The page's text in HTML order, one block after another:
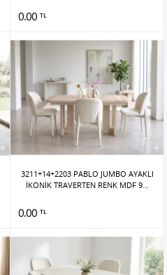
0.00 TL
3211+14+2203 PABLO JUMBO AYAKLI
İKONİK TRAVERTEN RENK MDF 9...
0.00 TL